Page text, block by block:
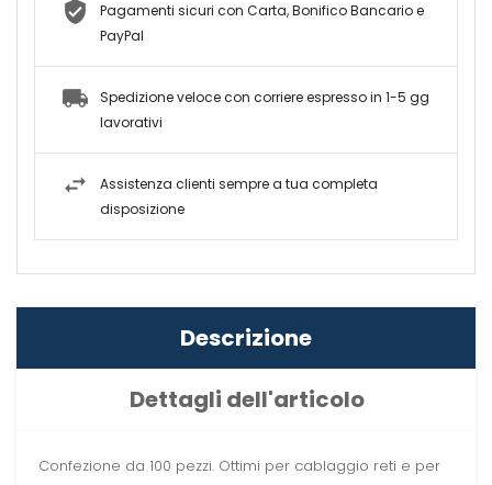
Pagamenti sicuri con Carta, Bonifico Bancario e
PayPal
Spedizione veloce con corriere espresso in 1-5 gg
lavorativi
Assistenza clienti sempre a tua completa
disposizione
Descrizione
Dettagli dell'articolo
Confezione da 100 pezzi. Ottimi per cablaggio reti e per